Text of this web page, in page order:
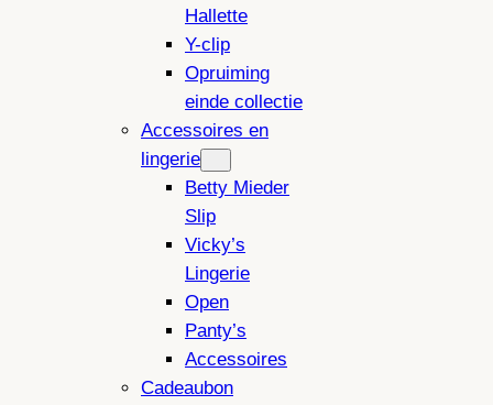
Hallette
Y-clip
Opruiming
einde collectie
Accessoires en
lingerie
Betty Mieder
Slip
Vicky’s
Lingerie
Open
Panty’s
Accessoires
Cadeaubon